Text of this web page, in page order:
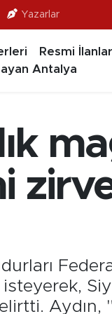
Yazarlar
Resmi İlanlar
Antalya